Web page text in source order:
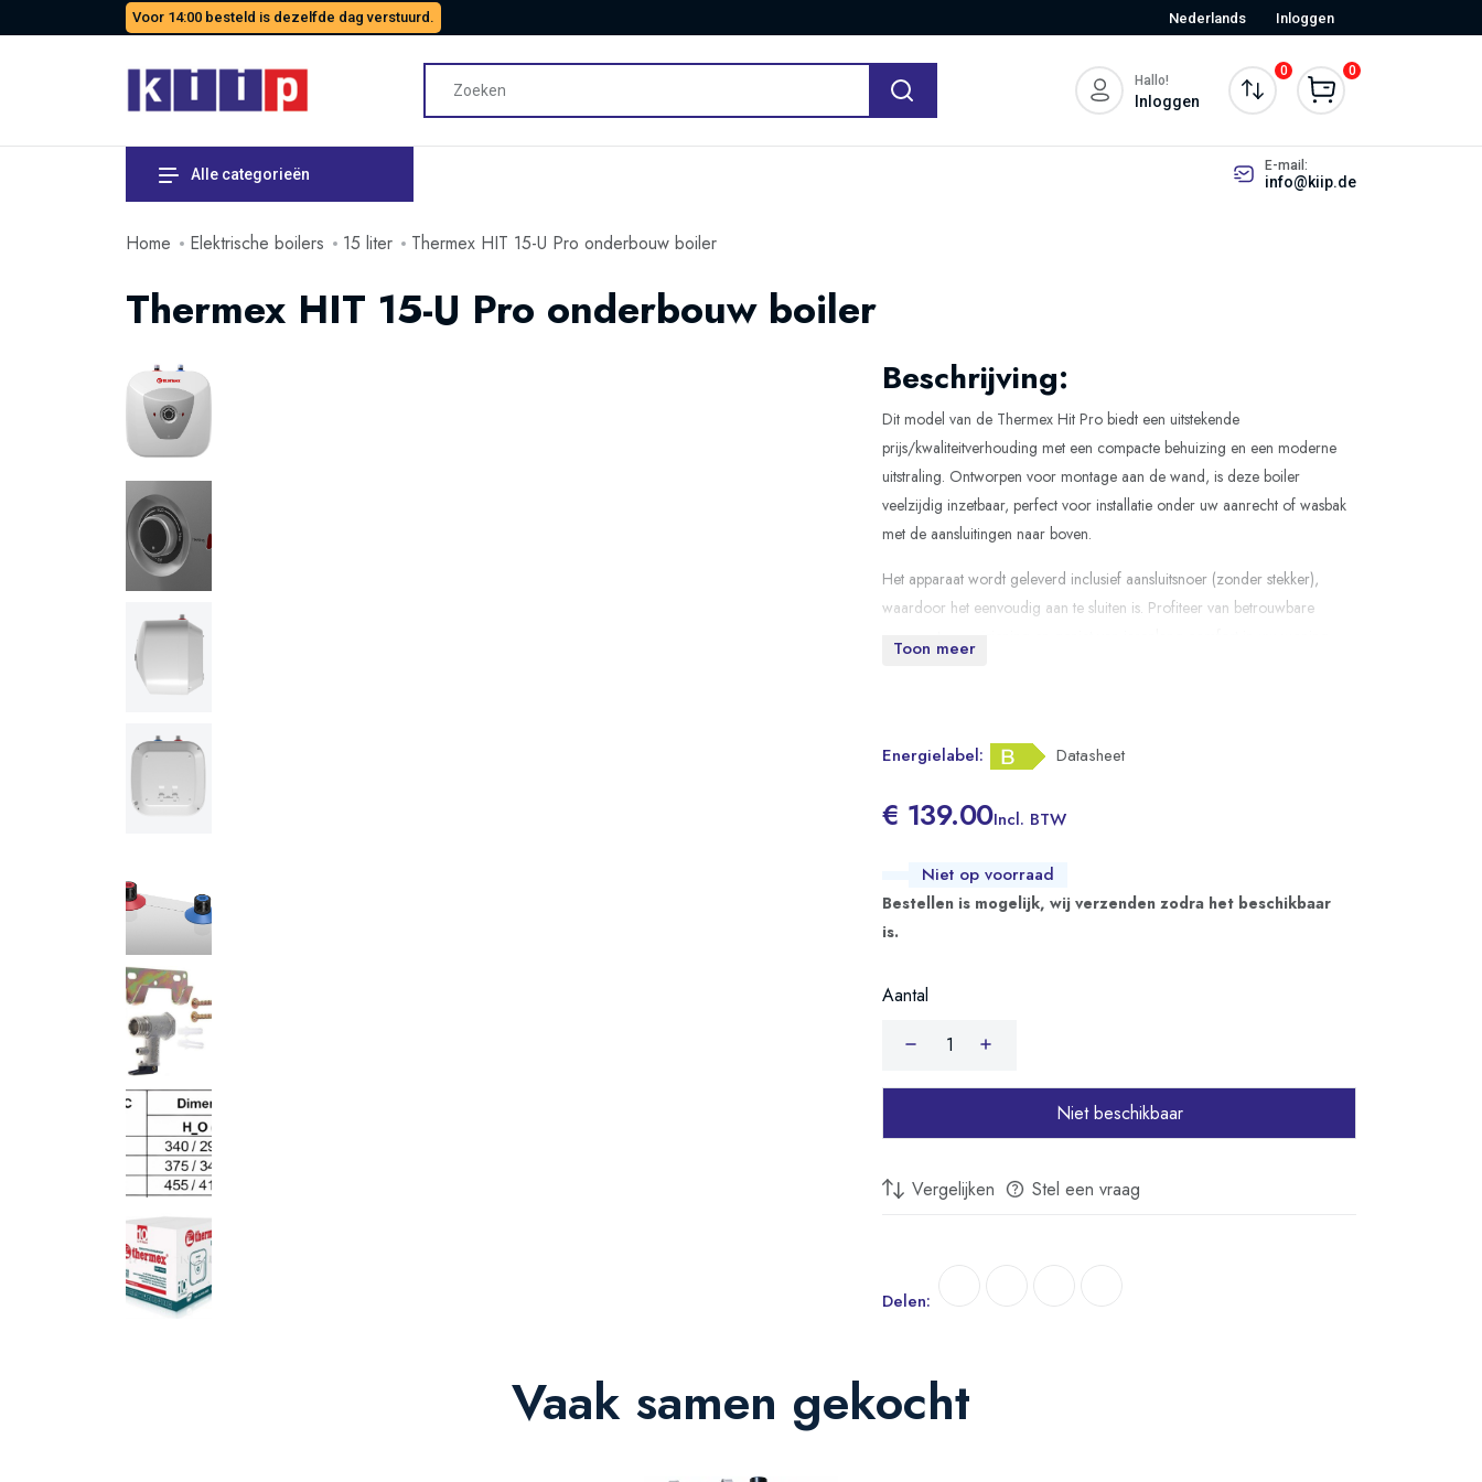
Voor 14:00 besteld is dezelfde dag verstuurd. Nederlands Inloggen
Hallo!
Inloggen
0 0
Alle categorieën E-mail:
info@kiip.de
Home Elektrische boilers 15 liter Thermex HIT 15-U Pro onderbouw boiler
Thermex HIT 15-U Pro onderbouw boiler
Beschrijving:
Dit model van de Thermex Hit Pro biedt een uitstekende
prijs/kwaliteitverhouding met een compacte behuizing en een moderne
uitstraling. Ontworpen voor montage aan de wand, is deze boiler
veelzijdig inzetbaar, perfect voor installatie onder uw aanrecht of wasbak
met de aansluitingen naar boven.
Het apparaat wordt geleverd inclusief aansluitsnoer (zonder stekker),
waardoor het eenvoudig aan te sluiten is. Profiteer van betrouwbare
Toon meer
Energielabel: Datasheet
€ 139.00Incl. BTW
Niet op voorraad
Bestellen is mogelijk, wij verzenden zodra het beschikbaar
is.
Aantal
Niet beschikbaar
Vergelijken Stel een vraag
Delen:
Vaak samen gekocht